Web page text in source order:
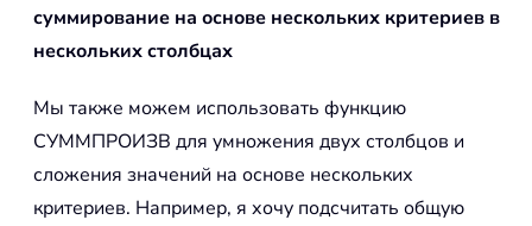
суммирование на основе нескольких критериев в
нескольких столбцах
Мы также можем использовать функцию
СУММПРОИЗВ для умножения двух столбцов и
сложения значений на основе нескольких
критериев. Например, я хочу подсчитать общую